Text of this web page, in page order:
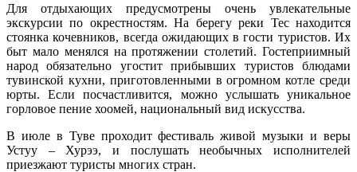
Для отдыхающих предусмотрены очень увлекательные
экскурсии по окрестностям. На берегу реки Тес находится
стоянка кочевников, всегда ожидающих в гости туристов. Их
быт мало менялся на протяжении столетий. Гостеприимный
народ обязательно угостит прибывших туристов блюдами
тувинской кухни, приготовленными в огромном котле среди
юрты. Если посчастливится, можно услышать уникальное
горловое пение хоомей, национальный вид искусства.
В июле в Туве проходит фестиваль живой музыки и веры
Устуу – Хурээ, и послушать необычных исполнителей
приезжают туристы многих стран.